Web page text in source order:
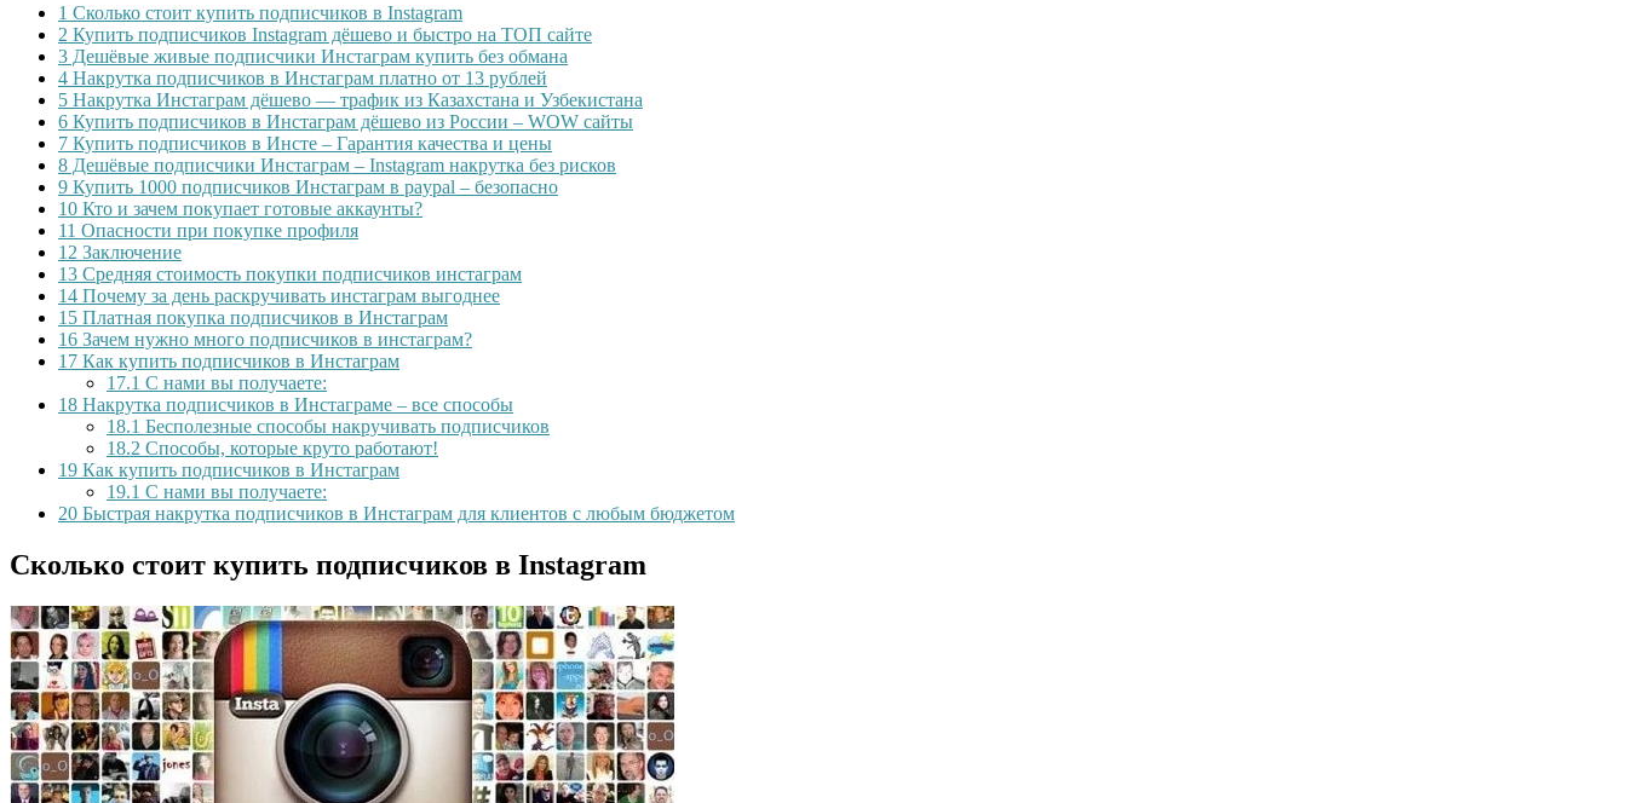
1 Сколько стоит купить подписчиков в Instagram
2 Купить подписчиков Instagram дёшево и быстро на ТОП сайте
3 Дешёвые живые подписчики Инстаграм купить без обмана
4 Накрутка подписчиков в Инстаграм платно от 13 рублей
5 Накрутка Инстаграм дёшево — трафик из Казахстана и Узбекистана
6 Купить подписчиков в Инстаграм дёшево из России – WOW сайты
7 Купить подписчиков в Инсте – Гарантия качества и цены
8 Дешёвые подписчики Инстаграм – Instagram накрутка без рисков
9 Купить 1000 подписчиков Инстаграм в paypal – безопасно
10 Кто и зачем покупает готовые аккаунты?
11 Опасности при покупке профиля
12 Заключение
13 Средняя стоимость покупки подписчиков инстаграм
14 Почему за день раскручивать инстаграм выгоднее
15 Платная покупка подписчиков в Инстаграм
16 Зачем нужно много подписчиков в инстаграм?
17 Как купить подписчиков в Инстаграм
17.1 С нами вы получаете:
18 Накрутка подписчиков в Инстаграме – все способы
18.1 Бесполезные способы накручивать подписчиков
18.2 Способы, которые круто работают!
19 Как купить подписчиков в Инстаграм
19.1 С нами вы получаете:
20 Быстрая накрутка подписчиков в Инстаграм для клиентов с любым бюджетом
Сколько стоит купить подписчиков в Instagram